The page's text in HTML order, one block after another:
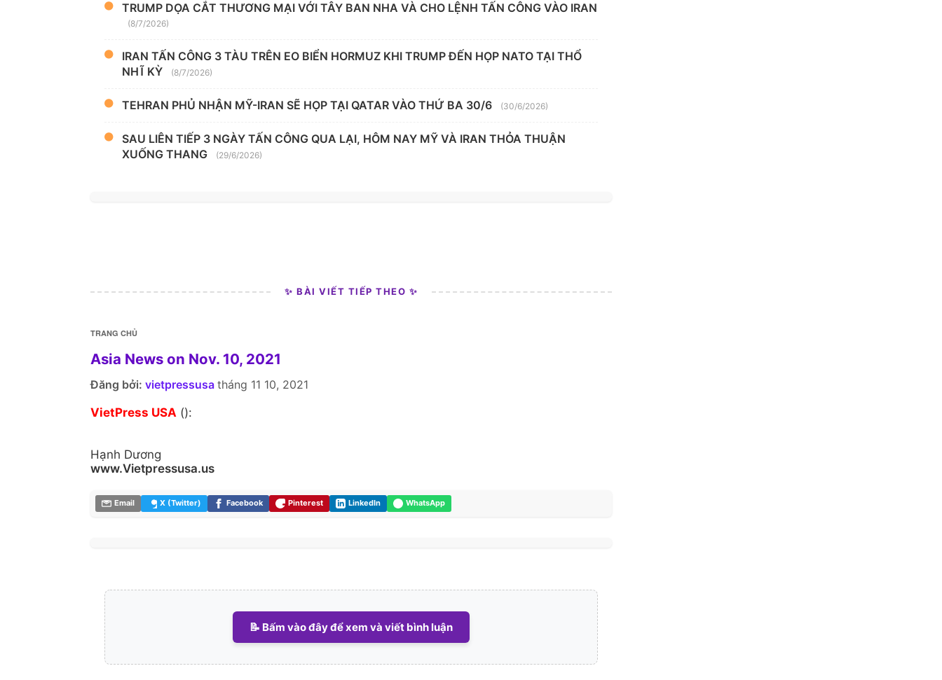
TRUMP DỌA CẮT THƯƠNG MẠI VỚI TÂY BAN NHA VÀ CHO LỆNH TẤN CÔNG VÀO IRAN
(8/7/2026)
IRAN TẤN CÔNG 3 TÀU TRÊN EO BIỂN HORMUZ KHI TRUMP ĐẾN HỌP NATO TẠI THỔ
NHĨ KỲ
(8/7/2026)
TEHRAN PHỦ NHẬN MỸ-IRAN SẼ HỌP TẠI QATAR VÀO THỨ BA 30/6 (30/6/2026)
SAU LIÊN TIẾP 3 NGÀY TẤN CÔNG QUA LẠI, HÔM NAY MỸ VÀ IRAN THỎA THUẬN
XUỐNG THANG
(29/6/2026)
✨ BÀI VIẾT TIẾP THEO ✨
TRANG CHỦ
Asia News on Nov. 10, 2021
Đăng bởi: vietpressusa tháng 11 10, 2021
VietPress USA ():
Hạnh Dương
www.Vietpressusa.us
Email X (Twitter) Facebook Pinterest LinkedIn WhatsApp
📝 Bấm vào đây để xem và viết bình luận